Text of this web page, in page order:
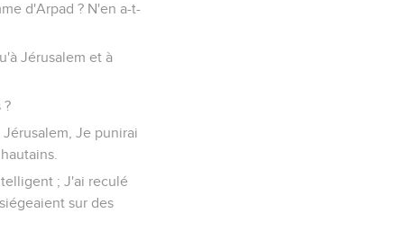
d'Arpad ? N'en a-t-
Jérusalem et à
?
Je punirai
; J'ai reculé
sur des